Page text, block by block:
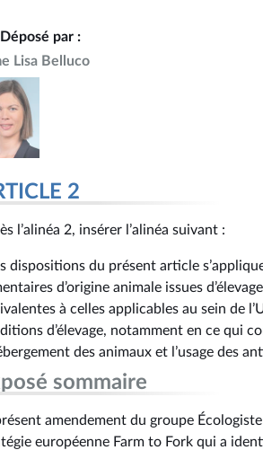
Déposé par :
Lisa Belluco
2
l’alinéa 2, insérer l’alinéa suivant :
dispositions du présent article
d’origine animale issues
à celles applicables au sein de
d’élevage, notamment en ce qui
des animaux et l’usage des
sommaire
amendement du groupe
européenne Farm to Fork qui a